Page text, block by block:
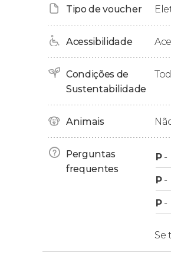
O ônibus inicia o seu
uma de suas paradas.
Horário e
Audioguia
O audioguia está
Além disso, os ônibus
Golden Pass
Tipo de voucher
Acessibilidade
Condições de
Sustentabilidade
Animais
Perguntas
frequentes
P-
P-
P-
Se